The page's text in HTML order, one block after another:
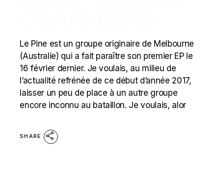
Le Pine est un groupe originaire de Melbourne
(Australie) qui a fait paraître son premier EP le
16 février dernier. Je voulais, au milieu de
l’actualité refrénée de ce début d’année 2017,
laisser un peu de place à un autre groupe
encore inconnu au bataillon. Je voulais, alor
SHARE